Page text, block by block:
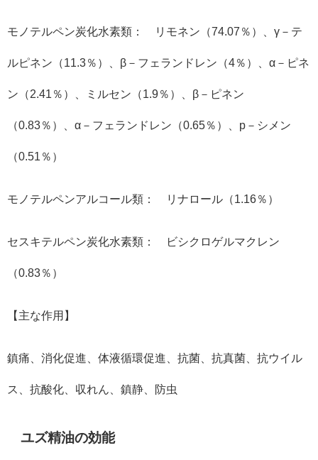
モノテルペン炭化水素類： リモネン（74.07％）、γ－テ
ルピネン（11.3％）、β－フェランドレン（4％）、α－ピネ
ン（2.41％）、ミルセン（1.9％）、β－ピネン
（0.83％）、α－フェランドレン（0.65％）、p－シメン
（0.51％）
モノテルペンアルコール類： リナロール（1.16％）
セスキテルペン炭化水素類： ビシクロゲルマクレン
（0.83％）
【主な作用】
鎮痛、消化促進、体液循環促進、抗菌、抗真菌、抗ウイル
ス、抗酸化、収れん、鎮静、防虫
ユズ精油の効能